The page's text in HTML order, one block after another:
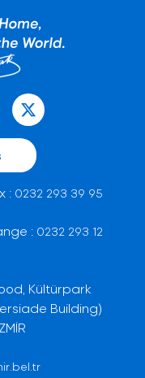
: 0232 293 39 95
: 0232 293 12
Kültürpark
Building)